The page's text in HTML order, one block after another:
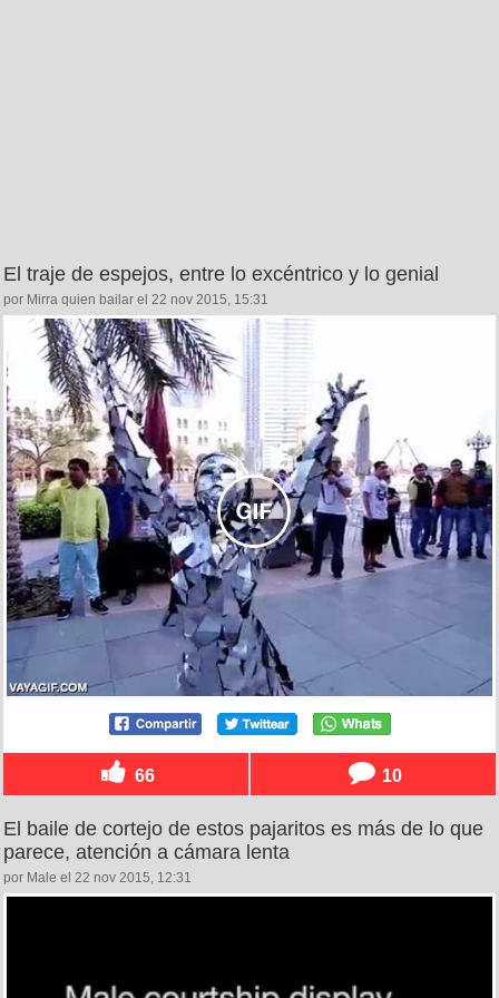
El traje de espejos, entre lo excéntrico y lo genial
por Mirra quien bailar el 22 nov 2015, 15:31
66 10
El baile de cortejo de estos pajaritos es más de lo que
parece, atención a cámara lenta
por Male el 22 nov 2015, 12:31